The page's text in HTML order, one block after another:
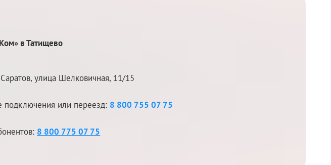
в Татищево
Саратов,улица Шелковичная, 11/15
подключения или переезд: 8 800 755 07 75
8 800 775 07 75